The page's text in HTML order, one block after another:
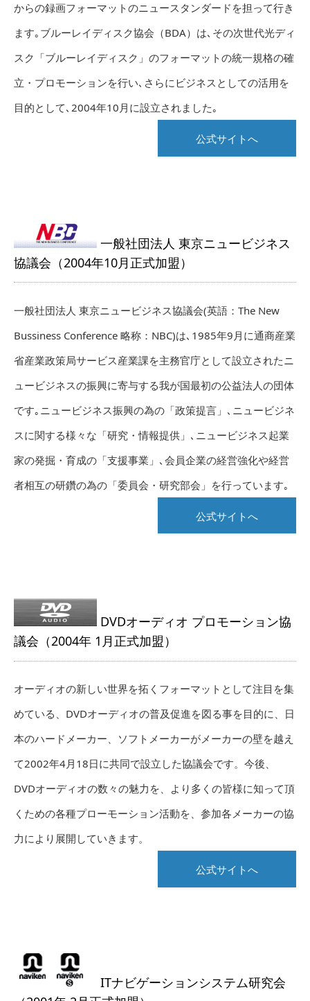
からの録画フォーマットのニュースタンダードを担って行き
ます｡ブルーレイディスク協会（BDA）は､その次世代光ディ
スク「ブルーレイディスク」のフォーマットの統一規格の確
立・プロモーションを行い､さらにビジネスとしての活用を
目的として､2004年10月に設立されました｡
公式サイトへ
一般社団法人 東京ニュービジネス
協議会（2004年10月正式加盟）
一般社団法人 東京ニュービジネス協議会(英語：The New
Bussiness Conference 略称：NBC)は､1985年9月に通商産業
省産業政策局サービス産業課を主務官庁として設立されたニ
ュービジネスの振興に寄与する我が国最初の公益法人の団体
です｡ニュービジネス振興の為の「政策提言」､ニュービジネ
スに関する様々な「研究・情報提供」､ニュービジネス起業
家の発掘・育成の「支援事業」､会員企業の経営強化や経営
者相互の研鑽の為の「委員会・研究部会」を行っています｡
公式サイトへ
DVDオーディオ プロモーション協
議会（2004年 1月正式加盟）
オーディオの新しい世界を拓くフォーマットとして注目を集
めている、DVDオーディオの普及促進を図る事を目的に、日
本のハードメーカー、ソフトメーカーがメーカーの壁を越え
て2002年4月18日に共同で設立した協議会です。今後、
DVDオーディオの数々の魅力を、より多くの皆様に知って頂
くための各種プローモーション活動を、参加各メーカーの協
力により展開していきます。
公式サイトへ
ITナビゲーションシステム研究会